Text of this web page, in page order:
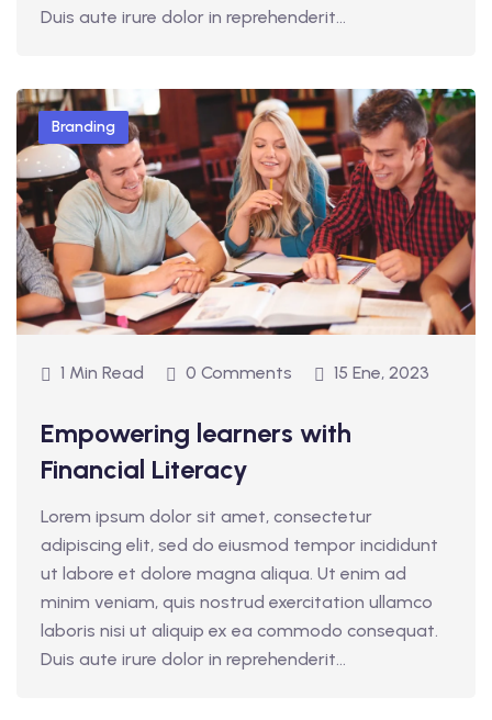
Duis aute irure dolor in reprehenderit...
Branding
1 Min Read 0 Comments 15 Ene, 2023
Empowering learners with
Financial Literacy
Lorem ipsum dolor sit amet, consectetur
adipiscing elit, sed do eiusmod tempor incididunt
ut labore et dolore magna aliqua. Ut enim ad
minim veniam, quis nostrud exercitation ullamco
laboris nisi ut aliquip ex ea commodo consequat.
Duis aute irure dolor in reprehenderit...